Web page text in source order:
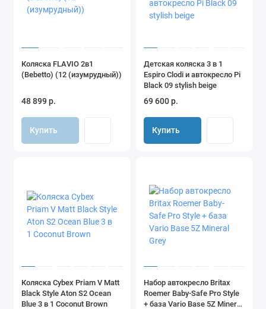
Коляска FLAVIO 2в1
(Bebetto) (12 (изумрудный))
48 899 р.
Купить
Детская коляска 3 в 1
Espiro Clodi и автокресло Pi
Black 09 stylish beige
69 600 р.
Купить
Коляска Cybex Priam V Matt
Black Style Aton S2 Ocean
Blue 3 в 1 Coconut Brown
Набор автокресло Britax
Roemer Baby-Safe Pro Style
+ база Vario Base 5Z Mineral